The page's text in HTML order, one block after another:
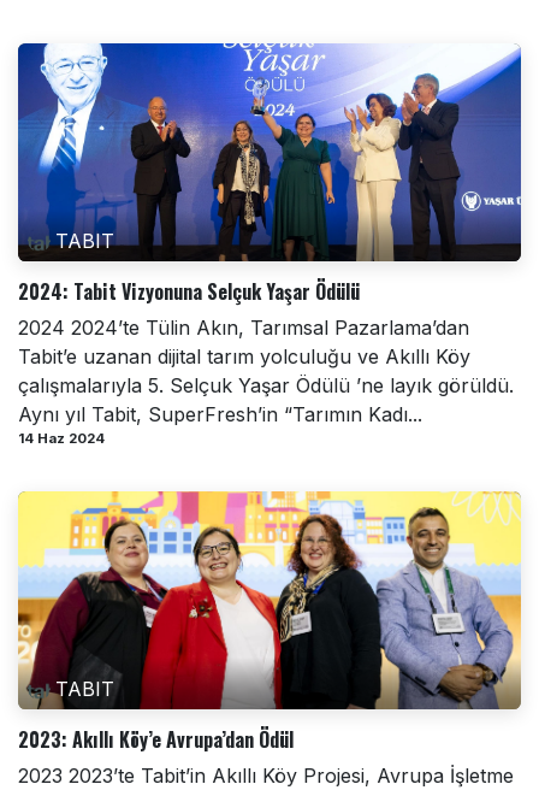
TABIT
2024: Tabit Vizyonuna Selçuk Yaşar Ödülü
2024 2024’te Tülin Akın, Tarımsal Pazarlama’dan
Tabit’e uzanan dijital tarım yolculuğu ve Akıllı Köy
çalışmalarıyla 5. Selçuk Yaşar Ödülü ’ne layık görüldü.
Aynı yıl Tabit, SuperFresh’in “Tarımın Kadı...
14 Haz 2024
TABIT
2023: Akıllı Köy’e Avrupa’dan Ödül
2023 2023’te Tabit’in Akıllı Köy Projesi, Avrupa İşletme